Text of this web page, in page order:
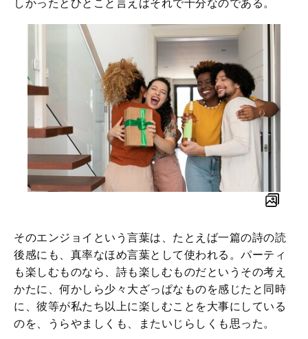
しかったとひとこと言えばそれで十分なのである。
そのエンジョイという言葉は、たとえば一篇の詩の読
後感にも、真率なほめ言葉として使われる。パーティ
も楽しむものなら、詩も楽しむものだというその考え
かたに、何かしら少々大ざっぱなものを感じたと同時
に、彼等が私たち以上に楽しむことを大事にしている
のを、うらやましくも、またいじらしくも思った。